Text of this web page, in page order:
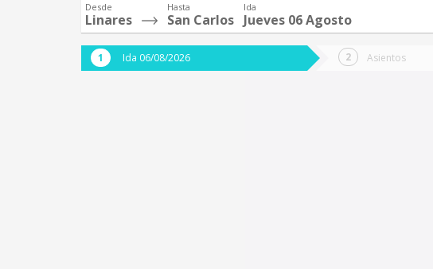
Desde
Linares
Hasta
San Carlos
Ida
Jueves 06 Agosto
Ida 06/08/2026 Asientos